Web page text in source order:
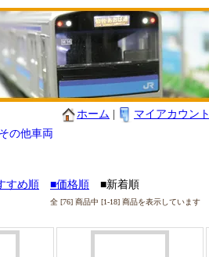
ホーム マイアカウント
その他車両
すめ順
■価格順 ■新着順
全 [76] 商品中 [1-18] 商品を表示しています